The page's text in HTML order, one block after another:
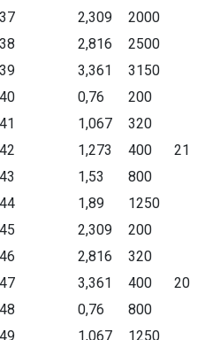
2,309
2000
2,816
2500
3,361
3150
0,76 200
21
1,067
320
1,273
400
1,53
800
1,89
1250
2,309 200
20
2,816
320
3,361
400
0,76
800
1,067 1250